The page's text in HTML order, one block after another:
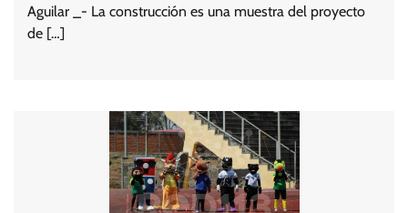
Aguilar _- La construcción es una muestra del proyecto
de […]